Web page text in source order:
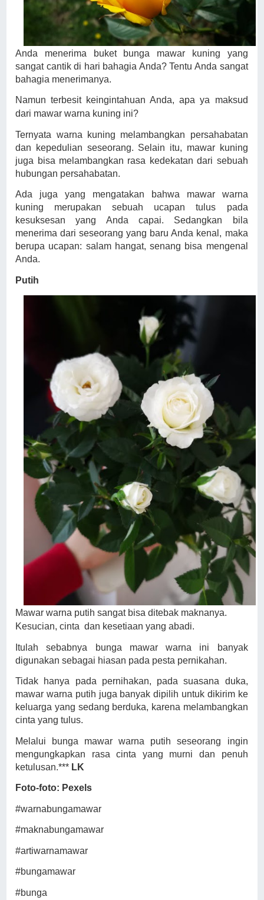
Anda menerima buket bunga mawar kuning yang
sangat cantik di hari bahagia Anda? Tentu Anda sangat
bahagia menerimanya.
Namun terbesit keingintahuan Anda, apa ya maksud
dari mawar warna kuning ini?
Ternyata warna kuning melambangkan persahabatan
dan kepedulian seseorang. Selain itu, mawar kuning
juga bisa melambangkan rasa kedekatan dari sebuah
hubungan persahabatan.
Ada juga yang mengatakan bahwa mawar warna
kuning merupakan sebuah ucapan tulus pada
kesuksesan yang Anda capai. Sedangkan bila
menerima dari seseorang yang baru Anda kenal, maka
berupa ucapan: salam hangat, senang bisa mengenal
Anda.
Putih
Mawar warna putih sangat bisa ditebak maknanya.
Kesucian, cinta dan kesetiaan yang abadi.
Itulah sebabnya bunga mawar warna ini banyak
digunakan sebagai hiasan pada pesta pernikahan.
Tidak hanya pada pernihakan, pada suasana duka,
mawar warna putih juga banyak dipilih untuk dikirim ke
keluarga yang sedang berduka, karena melambangkan
cinta yang tulus.
Melalui bunga mawar warna putih seseorang ingin
mengungkapkan rasa cinta yang murni dan penuh
ketulusan.*** LK
Foto-foto: Pexels
#warnabungamawar
#maknabungamawar
#artiwarnamawar
#bungamawar
#bunga